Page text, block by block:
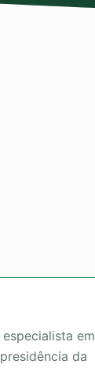
em
da